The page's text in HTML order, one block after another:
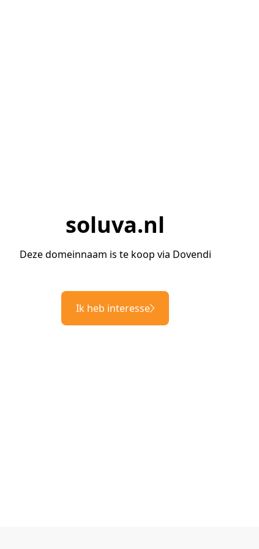
soluva.nl
Deze domeinnaam is te koop via Dovendi
Ik heb interesse